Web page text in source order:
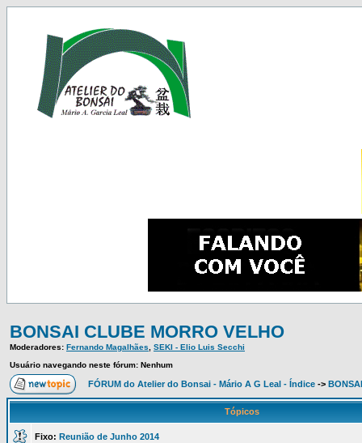
BONSAI CLUBE MORRO VELHO
Moderadores: Fernando Magalhães
SEKI - Elio Luis Secchi
Usuário navegando neste fórum: Nenhum
FÓRUM do Atelier do Bonsai - Mário A G Leal - Índice ->
Tópicos
Fixo: Reunião de Junho 2014